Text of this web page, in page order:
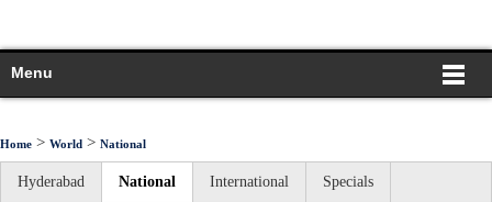
Menu
Home > World > National
Hyderabad National International Specials